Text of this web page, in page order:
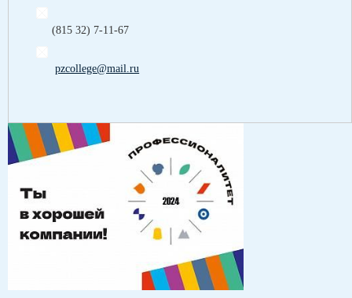
(815 32) 7-11-67
pzcollege@mail.ru